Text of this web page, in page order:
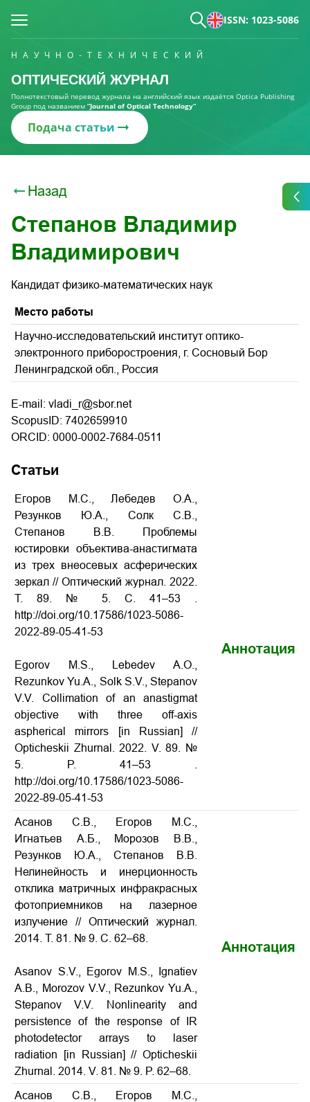
ISSN: 1023-5086
НАУЧНО-ТЕХНИЧЕСКИЙ
ОПТИЧЕСКИЙ ЖУРНАЛ
Полнотекстовый перевод журнала на английский язык издаётся Optica Publishing
Group под названием “Journal of Optical Technology“
Подача статьи
Назад
Степанов Владимир
Владимирович
Кандидат физико-математических наук
Место работы
Научно-исследовательский институт оптико-
электронного приборостроения, г. Сосновый Бор
Ленинградской обл., Россия
E-mail: vladi_r@sbor.net
ScopusID: 7402659910
ORCID: 0000-0002-7684-0511
Статьи
Егоров М.С., Лебедев О.А.,
Резунков Ю.А., Солк С.В.,
Степанов В.В. Проблемы
юстировки объектива-анастигмата
из трех внеосевых асферических
зеркал // Оптический журнал. 2022.
Т. 89. № 5. С. 41–53 .
http://doi.org/10.17586/1023-5086-
2022-89-05-41-53
Egorov M.S., Lebedev A.O.,
Rezunkov Yu.A., Solk S.V., Stepanov
V.V. Collimation of an anastigmat
objective with three off-axis
aspherical mirrors [in Russian] //
Opticheskii Zhurnal. 2022. V. 89. №
5. P. 41–53 .
http://doi.org/10.17586/1023-5086-
2022-89-05-41-53
Аннотация
Асанов С.В., Егоров М.С.,
Игнатьев А.Б., Морозов В.В.,
Резунков Ю.А., Степанов В.В.
Нелинейность и инерционность
отклика матричных инфракрасных
фотоприемников на лазерное
излучение // Оптический журнал.
2014. Т. 81. № 9. С. 62–68.
Asanov S.V., Egorov M.S., Ignatiev
A.B., Morozov V.V., Rezunkov Yu.A.,
Stepanov V.V.
Nonlinearity and
persistence of the response of IR
photodetector arrays to laser
radiation
[in Russian] // Opticheskii
Zhurnal. 2014. V. 81. № 9. P. 62–68.
Аннотация
Асанов С.В., Егоров М.С.,